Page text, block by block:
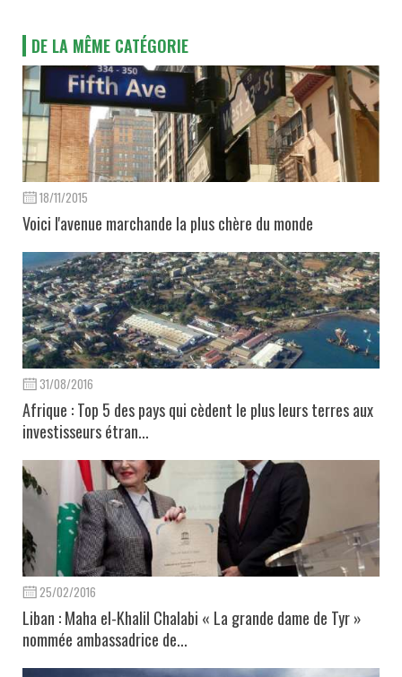
DE LA MÊME CATÉGORIE
18/11/2015
Voici l'avenue marchande la plus chère du monde
31/08/2016
Afrique : Top 5 des pays qui cèdent le plus leurs terres aux
investisseurs étran...
25/02/2016
Liban : Maha el-Khalil Chalabi « La grande dame de Tyr »
nommée ambassadrice de...